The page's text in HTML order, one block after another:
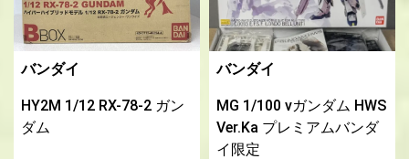
バンダイ
HY2M 1/12 RX-78-2 ガン
ダム
バンダイ
MG 1/100 νガンダム HWS
Ver.Ka プレミアムバンダ
イ限定